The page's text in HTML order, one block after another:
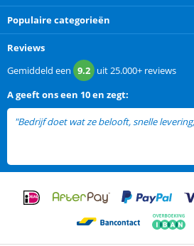
Populaire categorieën
Reviews
Gemiddeld een 9.2 uit25.000+ reviews
Ageeft ons een 10 en zegt:
"Bedrijf doet wat ze belooft, snelle